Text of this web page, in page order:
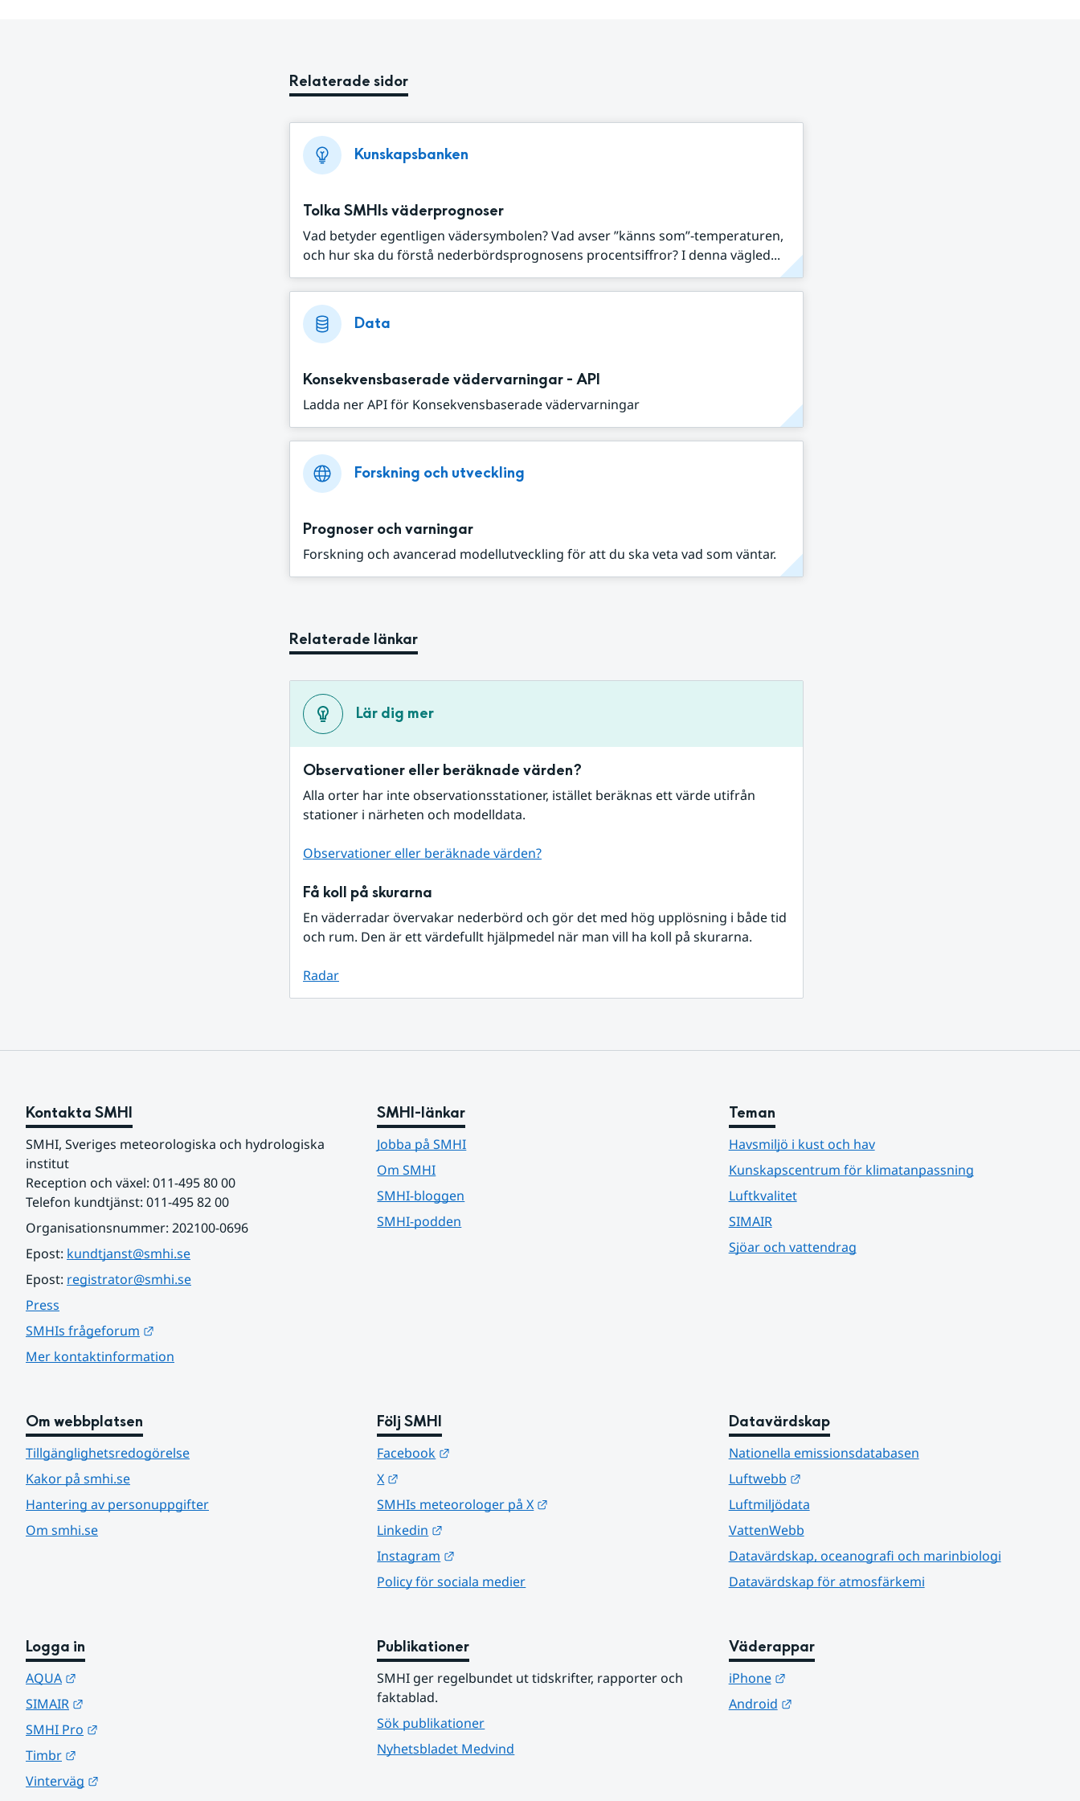
Relaterade sidor
Kunskapsbanken
Tolka SMHIs väderprognoser
Vad betyder egentligen vädersymbolen? Vad avser ”känns som”-temperaturen,
och hur ska du förstå nederbördsprognosens procentsiffror? I denna vägled...
Data
Konsekvensbaserade vädervarningar - API
Ladda ner API för Konsekvensbaserade vädervarningar
Forskning och utveckling
Prognoser och varningar
Forskning och avancerad modellutveckling för att du ska veta vad som väntar.
Relaterade länkar
Lär dig mer
Observationer eller beräknade värden?
Alla orter har inte observationsstationer, istället beräknas ett värde utifrån
stationer i närheten och modelldata.
Observationer eller beräknade värden?
Få koll på skurarna
En väderradar övervakar nederbörd och gör det med hög upplösning i både tid
och rum. Den är ett värdefullt hjälpmedel när man vill ha koll på skurarna.
Radar
Kontakta SMHI
SMHI, Sveriges meteorologiska och hydrologiska
institut
Reception och växel: 011-495 80 00
Telefon kundtjänst: 011-495 82 00
Organisationsnummer: 202100-0696
Epost: kundtjanst@smhi.se
Epost: registrator@smhi.se
Press
SMHIs frågeforum
Mer kontaktinformation
SMHI-länkar
Jobba på SMHI
Om SMHI
SMHI-bloggen
SMHI-podden
Teman
Havsmiljö i kust och hav
Kunskapscentrum för klimatanpassning
Luftkvalitet
SIMAIR
Sjöar och vattendrag
Om webbplatsen
Tillgänglighetsredogörelse
Kakor på smhi.se
Hantering av personuppgifter
Om smhi.se
Följ SMHI
Facebook
X
SMHIs meteorologer på X
Linkedin
Instagram
Policy för sociala medier
Datavärdskap
Nationella emissionsdatabasen
Luftwebb
Länk till annan webbplats.
Luftmiljödata
VattenWebb
Datavärdskap, oceanografi och marinbiologi
Datavärdskap för atmosfärkemi
Logga in
AQUA
SIMAIR
SMHI Pro
Timbr
Vinterväg
Publikationer
SMHI ger regelbundet ut tidskrifter, rapporter och
faktablad.
Sök publikationer
Nyhetsbladet Medvind
Väderappar
iPhone
Länk till annan webbplats.
Android
Länk till annan webbplats.